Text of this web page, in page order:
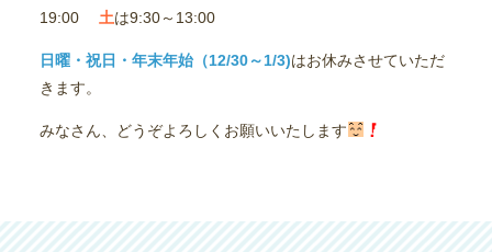
19:00 土は9:30～13:00
日曜・祝日・年末年始（12/30～1/3)はお休みさせていただ
きます。
みなさん、どうぞよろしくお願いいたします